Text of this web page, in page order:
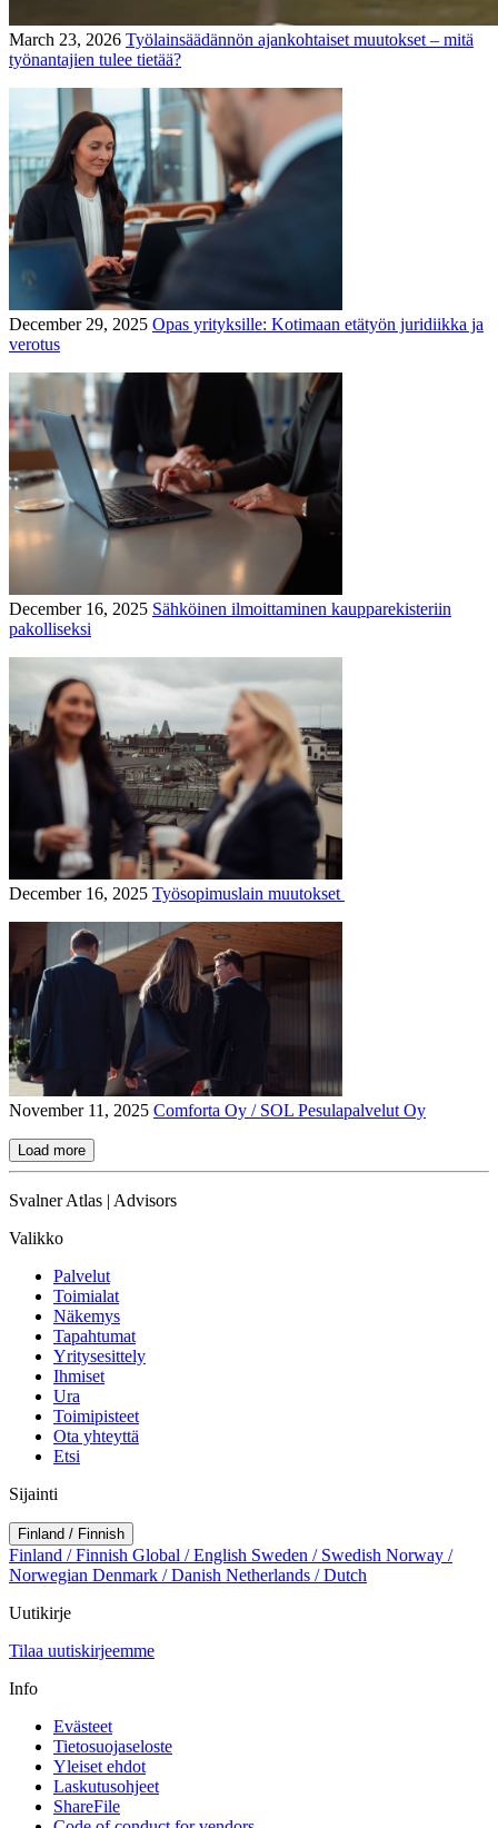
March 23, 2026 Työlainsäädännön ajankohtaiset muutokset – mitä
työnantajien tulee tietää?
December 29, 2025 Opas yrityksille: Kotimaan etätyön juridiikka ja
verotus
December 16, 2025 Sähköinen ilmoittaminen kaupparekisteriin
pakolliseksi
December 16, 2025 Työsopimuslain muutokset
November 11, 2025 Comforta Oy / SOL Pesulapalvelut Oy
Load more
Svalner Atlas | Advisors
Valikko
Palvelut
Toimialat
Näkemys
Tapahtumat
Yritysesittely
Ihmiset
Ura
Toimipisteet
Ota yhteyttä
Etsi
Sijainti
Finland / Finnish
Finland / Finnish Global / English Sweden / Swedish Norway /
Norwegian Denmark / Danish Netherlands / Dutch
Uutikirje
Tilaa uutiskirjeemme
Info
Evästeet
Tietosuojaseloste
Yleiset ehdot
Laskutusohjeet
ShareFile